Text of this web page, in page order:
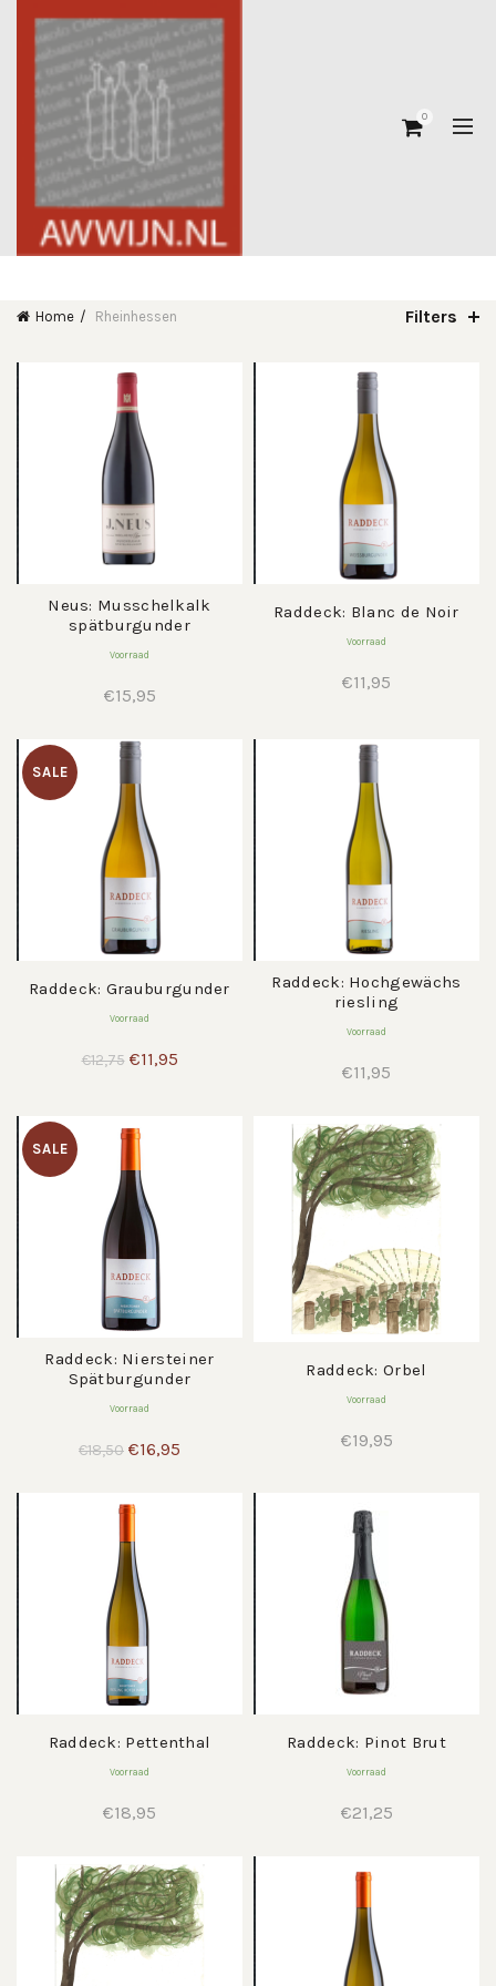
0
Home Rheinhessen Filters
Neus: Musschelkalk
spätburgunder
Voorraad
€15,95
Raddeck: Blanc de Noir
Voorraad
€11,95
SALE
Raddeck: Grauburgunder
Voorraad
€12,75 Oorspronkelijke
€11,95Huidige
Raddeck: Hochgewächs
riesling
Voorraad
€11,95
SALE
Raddeck: Niersteiner
Spätburgunder
Voorraad
€18,50 Oorspronkelijke
€18,50.
€16,95
Raddeck: Orbel
Voorraad
€19,95
Raddeck: Pettenthal
Voorraad
€18,95
Raddeck: Pinot Brut
Voorraad
€21,25